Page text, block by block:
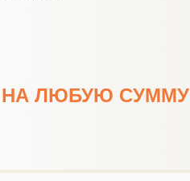
НА ЛЮБУЮ СУММУ